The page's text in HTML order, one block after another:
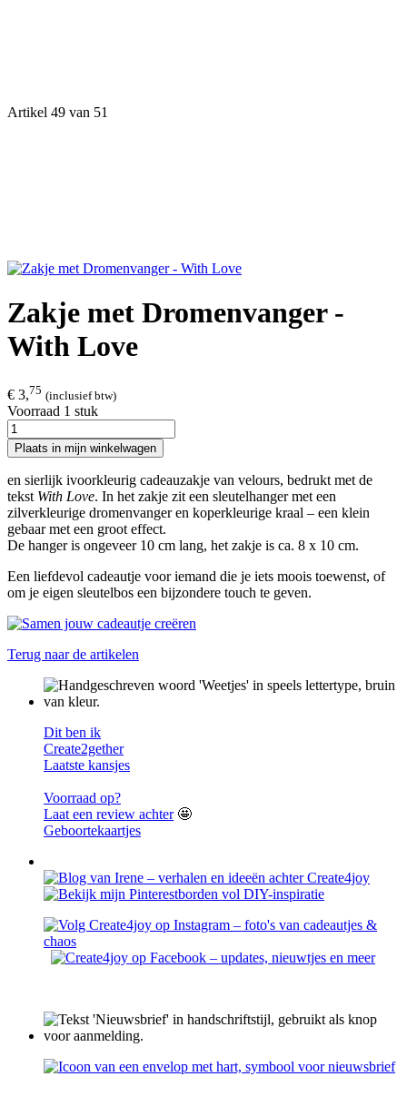
Artikel 49 van 51
Zakje met Dromenvanger -
With Love
€ 3,75 (inclusief btw)
Voorraad 1 stuk
Plaats in mijn winkelwagen
en sierlijk ivoorkleurig cadeauzakje van velours, bedrukt met de
tekst With Love. In het zakje zit een sleutelhanger met een
zilverkleurige dromenvanger en koperkleurige kraal – een klein
gebaar met een groot effect.
De hanger is ongeveer 10 cm lang, het zakje is ca. 8 x 10 cm.
Een liefdevol cadeautje voor iemand die je iets moois toewenst, of
om je eigen sleutelbos een bijzondere touch te geven.
Terug naar de artikelen
Dit ben ik
Create2gether
Laatste kansjes
Voorraad op?
Laat een review achter🤩
Geboortekaartjes